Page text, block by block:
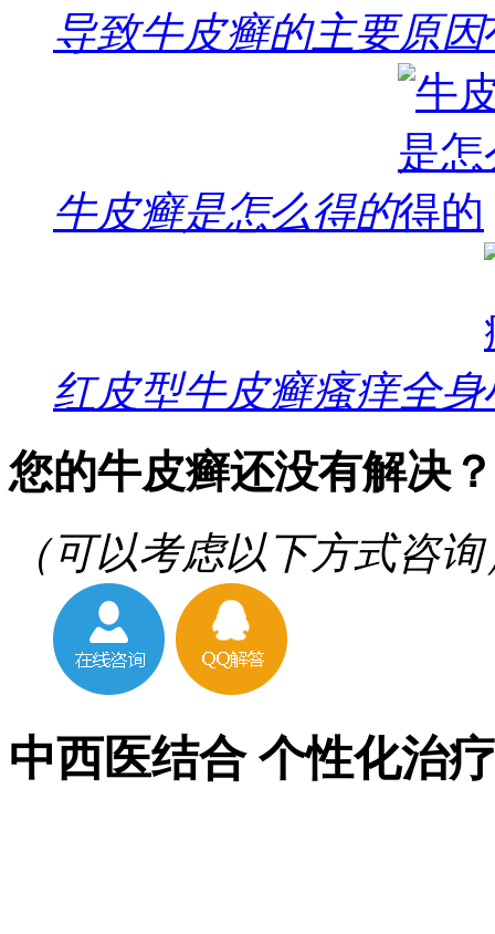
导致牛皮癣的主要原因
牛皮癣是怎么得的
红皮型牛皮癣瘙痒全身
您的牛皮癣还没有解决？
（可以考虑以下方式咨询
中西医结合 个性化治